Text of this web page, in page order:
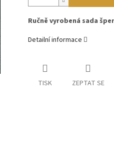
Ručně vyrobená sada
Detailní informace
TISK ZEPTAT SE